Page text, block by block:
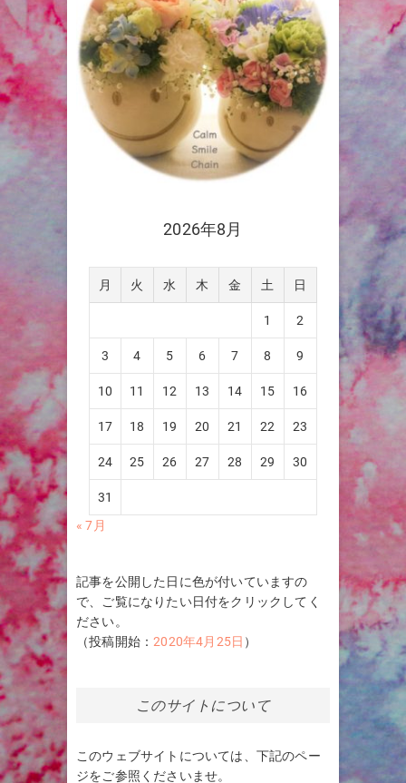
2026年8月
月 火 水 木 金 土 日
1 2
3 4 5 6 7 8 9
10 11 12 13 14 15 16
17 18 19 20 21 22 23
24 25 26 27 28 29 30
31
« 7月
記事を公開した日に色が付いていますの
で、ご覧になりたい日付をクリックしてく
ださい。
（投稿開始：2020年4月25日 ）
このサイトについて
このウェブサイトについては、下記のペー
ジをご参照くださいませ。